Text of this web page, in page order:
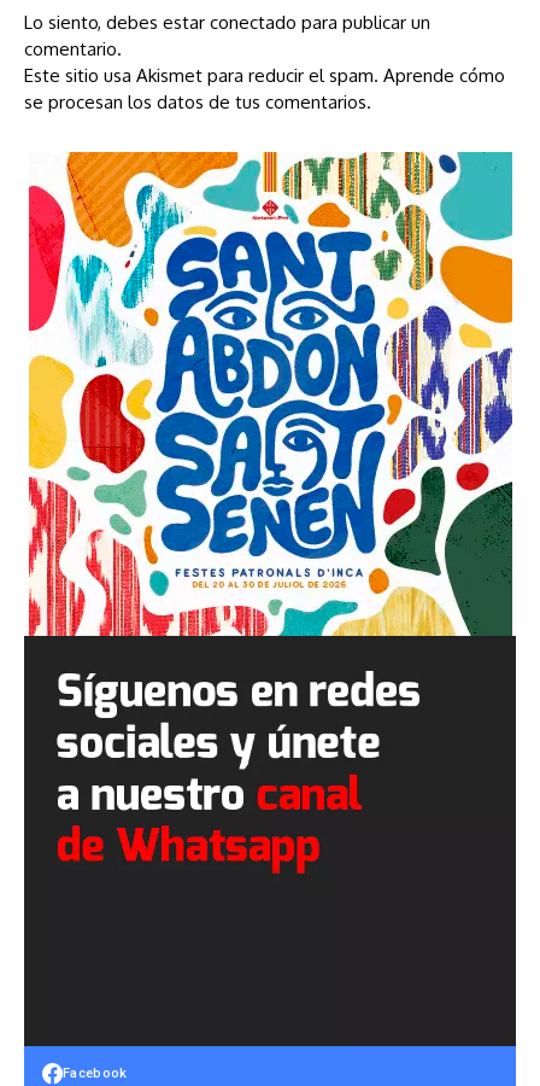
Lo siento, debes estar conectado para publicar un
comentario.
Este sitio usa Akismet para reducir el spam. Aprende cómo
se procesan los datos de tus comentarios.
Facebook